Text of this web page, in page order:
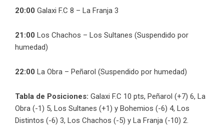
20:00 Galaxi F.C 8 – La Franja 3
21:00 Los Chachos – Los Sultanes (Suspendido por
humedad)
22:00 La Obra – Peñarol (Suspendido por humedad)
Tabla de Posiciones: Galaxi F.C 10 pts, Peñarol (+7) 6, La
Obra (-1) 5, Los Sultanes (+1) y Bohemios (-6) 4, Los
Distintos (-6) 3, Los Chachos (-5) y La Franja (-10) 2.